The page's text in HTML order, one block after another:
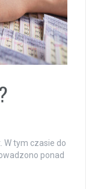
W tym czasie do
ponad